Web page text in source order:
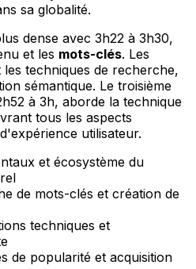
sa globalité.
dense avec 3h22 à 3h30,
et les mots-clés. Les
techniques de recherche,
sémantique. Le troisième
à 3h, aborde la technique
tous les aspects
utilisateur.
et écosystème du
de mots-clés et création de
techniques et
de popularité et acquisition